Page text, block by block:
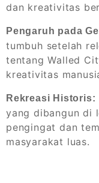
dan kreativitas
Pengaruh pada
tumbuh setelah
tentang Walled
kreativitas
Rekreasi Historis:
yang dibangun di
pengingat dan
masyarakat luas.